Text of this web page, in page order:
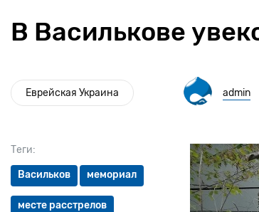
В Василькове
Еврейская Украина admin
Теги:
Васильков мемориал
месте расстрелов